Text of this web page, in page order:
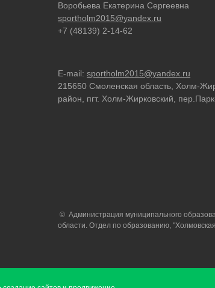
Воробьева Екатерина Сергеевна
sportholm2015@yandex.ru
+7 (48139) 2-14-62
E-mail:sportholm2015@yandex.ru
215650 Смоленская область, Холм-
район, пгт. Холм-Жирковский,
© Администрация муниципального
области. Отдел по образованию,